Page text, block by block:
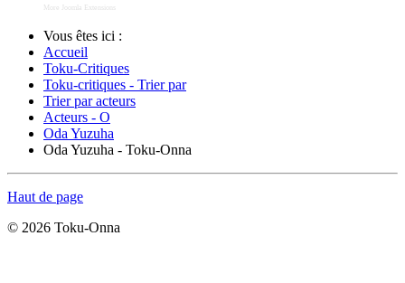
More Joomla Extensions
Vous êtes ici :
Accueil
Toku-Critiques
Toku-critiques - Trier par
Trier par acteurs
Acteurs - O
Oda Yuzuha
Oda Yuzuha - Toku-Onna
Haut de page
© 2026 Toku-Onna